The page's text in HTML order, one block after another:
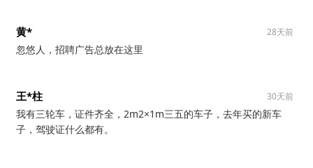
黄*
忽悠人，招聘广告总放在这里
28天前
王*柱
我有三轮车，证件齐全，2m2×1m三五的车子，去年买的新车
子，驾驶证什么都有。
30天前